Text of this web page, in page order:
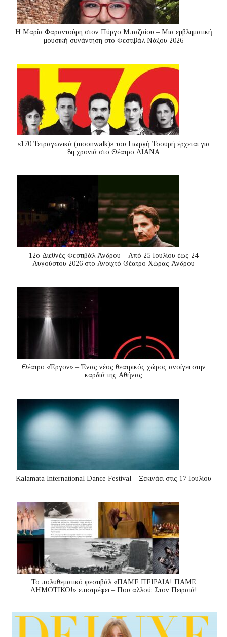
Η Μαρία Φαραντούρη στον Πύργο Μπαζαίου – Μια εμβληματική
μουσική συνάντηση στο Φεστιβάλ Νάξου 2026
«170 Τετραγωνικά (moonwalk)» του Γιωργή Τσουρή έρχεται για
8η χρονιά στο Θέατρο ΔΙΑΝΑ
12ο Διεθνές Φεστιβάλ Άνδρου – Από 25 Ιουλίου έως 24
Αυγούστου 2026 στο Ανοιχτό Θέατρο Χώρας Άνδρου
Θέατρο «Έργον» – Ένας νέος θεατρικός χώρος ανοίγει στην
καρδιά της Αθήνας
Kalamata International Dance Festival – Ξεκινάει στις 17 Ιουλίου
Το πολυθεματικό φεστιβάλ «ΠΑΜΕ ΠΕΙΡΑΙΑ! ΠΑΜΕ
ΔΗΜΟΤΙΚΟ!» επιστρέφει – Που αλλού; Στον Πειραιά!